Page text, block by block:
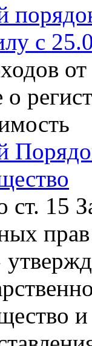
с
ст. 15